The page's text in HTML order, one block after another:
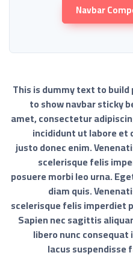
Navbar
This is dummy text to
to show navbar sticky
amet, consectetur
incididunt ut labore et
justo donec enim.
scelerisque felis
posuere morbi leo urna.
diam quis.
scelerisque felis imperdiet
Sapien nec sagittis
libero nunc
lacus suspendisse